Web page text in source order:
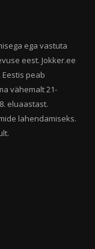
ega vastuta
eest. Jokker.ee
peab
vähemalt 21-
eluaastast.
lahendamiseks.